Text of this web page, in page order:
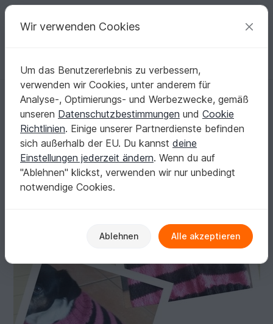
Deine kreativen Ideen
Deutsch | € (EUR) einloggen Kostenlos registrieren
Startseite Stricken Für Haustiere
Strickanleitung Hundepulli rosa/schwarz, auch für Anfänger
Strickanleitung Hundepulli rosa/schwarz, auch
für Anfänger
Wir verwenden Cookies
Um das Benutzererlebnis zu verbessern,
verwenden wir Cookies, unter anderem für
Analyse-, Optimierungs- und Werbezwecke, gemäß
unseren Datenschutzbestimmungen und Cookie
Richtlinien. Einige unserer Partnerdienste befinden
sich außerhalb der EU. Du kannst deine
Einstellungen jederzeit ändern. Wenn du auf
"Ablehnen" klickst, verwenden wir nur unbedingt
notwendige Cookies.
Ablehnen Alle akzeptieren